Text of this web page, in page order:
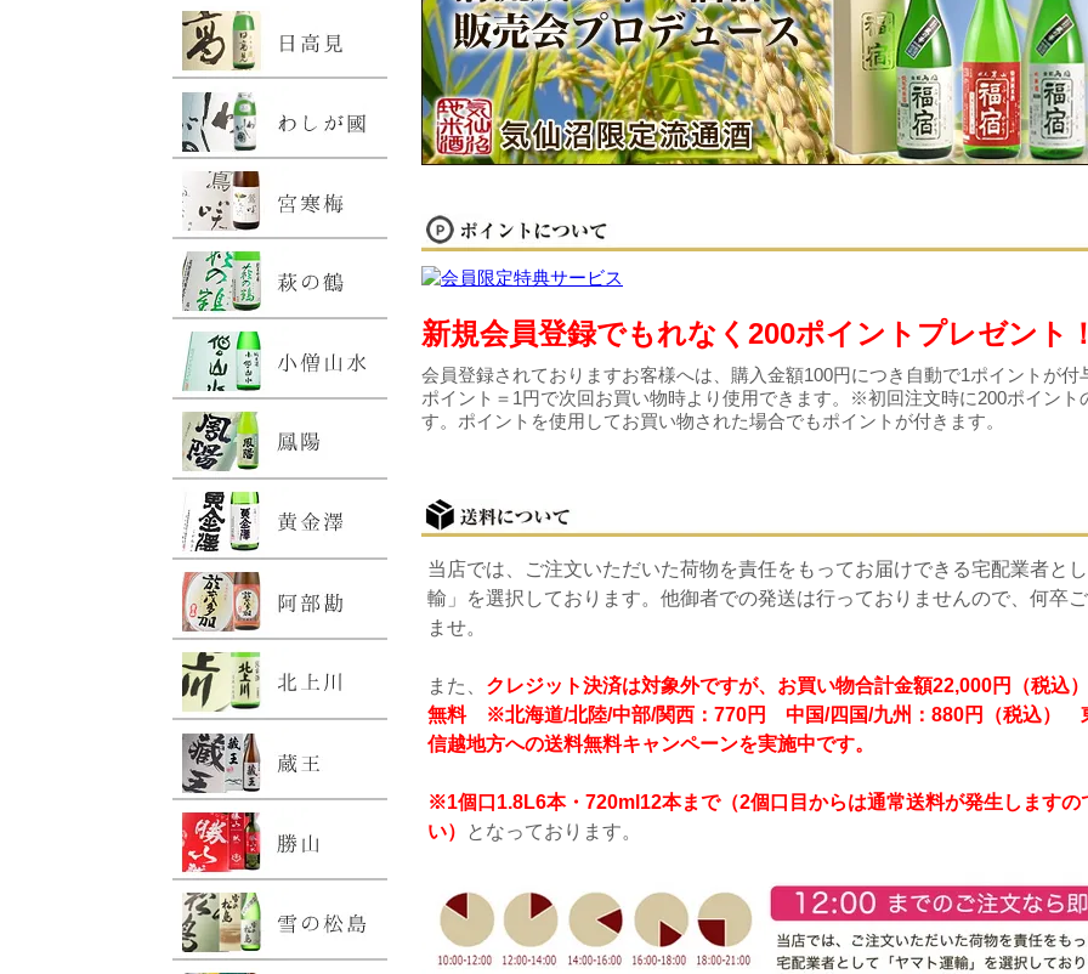
新規会員登録でもれなく200ポイントプレゼント
会員登録されておりますお客様へは、購入金額100円につき自動で1ポイントが付
ポイント＝1円で次回お買い物時より使用できます。※初回注文時に200ポイント
す。ポイントを使用してお買い物された場合でもポイントが付きます。
当店では、ご注文いただいた荷物を責任をもってお届けできる宅配業者と
輸」を選択しております。他御者での発送は行っておりませんので、何卒
ませ。
また、 クレジット決済は対象外ですが、お買い物合計金額22,000円（税込
無料 ※北海道/北陸/中部/関西：770円 中国/四国/九州：880円（税込）
信越地方への送料無料キャンペーンを実施中です。
※1個口1.8L6本・720ml12本まで（2個口目からは通常送料が発生しますの
い）
となっております。